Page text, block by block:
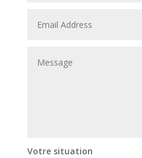
Votre situation